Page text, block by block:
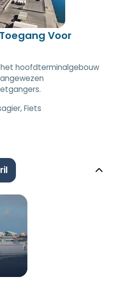
Voor
hoofdterminalgebouw
Fiets